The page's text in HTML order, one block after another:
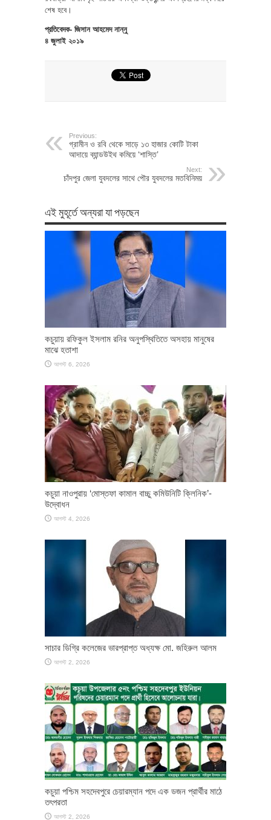
শেষ হবে।
প্রতিবেদক- জিসান আহমেদ নান্নু
৪ জুলাই ২০১৯
Previous:
গ্রামীন ও রবি থেকে সাড়ে ১৩ হাজার কোটি টাকা
আদায়ে ব্যান্ডউইথ কমিয়ে ‘শাস্তি’
Next:
চাঁদপুর জেলা যুবদলের সাথে পৌর যুবদলের মতবিনিময়
এই মুহূর্তে অন্যরা যা পড়ছেন
কচুয়ায় রফিকুল ইসলাম রনির অনুপস্থিতিতে অসহায় মানুষের
মাঝে হতাশা
আগস্ট 6, 2026
কচুয়া নাওপুরায় ‘মোস্তফা কামাল বাচ্চু কমিউনিটি ক্লিনিক’-
উদ্বোধন
আগস্ট 4, 2026
সাচার ডিগ্রি কলেজের ভারপ্রাপ্ত অধ্যক্ষ মো. জহিরুল আলম
আগস্ট 2, 2026
কচুয়া পশ্চিম সহদেবপুরে চেয়ারম্যান পদে এক ডজন প্রার্থীর মাঠে
তৎপরতা
আগস্ট 2, 2026